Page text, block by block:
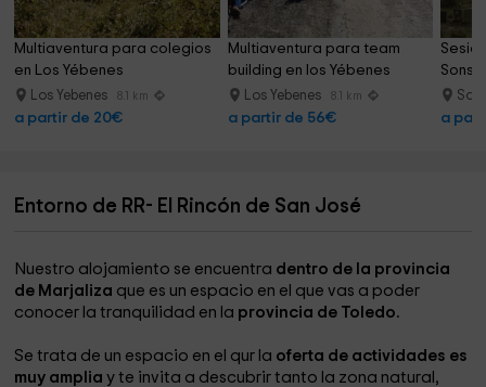
Multiaventura para colegios
en Los Yébenes
Los Yebenes 8.1 km
a partir de 20€
Multiaventura para team
building en los Yébenes
Los Yebenes 8.1 km
a partir de 56€ a
Entorno de RR- El Rincón de San José
Nuestro alojamiento se encuentra dentro de la provincia
de Marjaliza que es un espacio en el que vas a poder
conocer la tranquilidad en la provincia de Toledo.
Se trata de un espacio en el qur la oferta de actividades es
muy amplia y te invita a descubrir tanto la zona natural,